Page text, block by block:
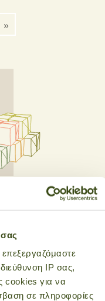
επεξεργαζόμαστε
IP σας,
cookies για να
σε πληροφορίες
»